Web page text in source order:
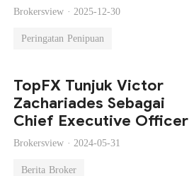
Brokersview · 2025-12-30
Peringatan Penipuan
TopFX Tunjuk Victor
Zachariades Sebagai
Chief Executive Officer
Brokersview · 2024-05-31
Berita Broker